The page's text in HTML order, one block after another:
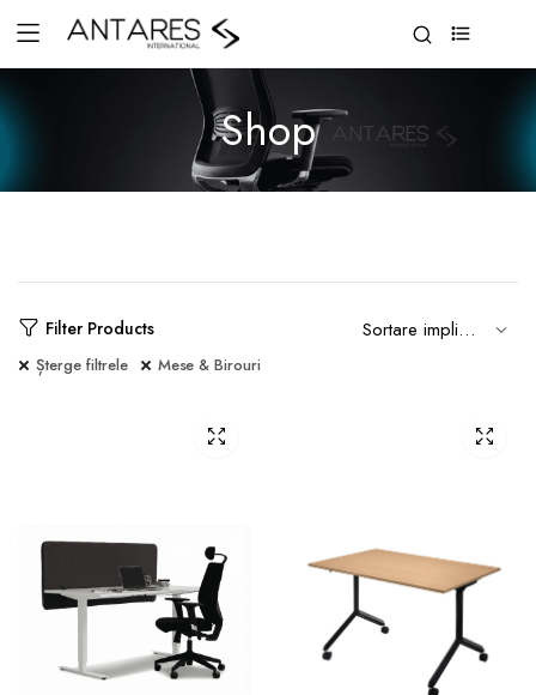
Shop
Filter Products
Șterge filtrele Mese & Birouri